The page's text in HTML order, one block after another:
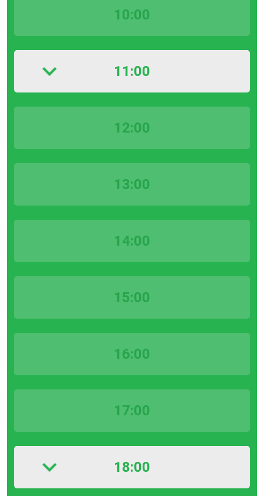
10:00
11:00
12:00
13:00
14:00
15:00
16:00
17:00
18:00